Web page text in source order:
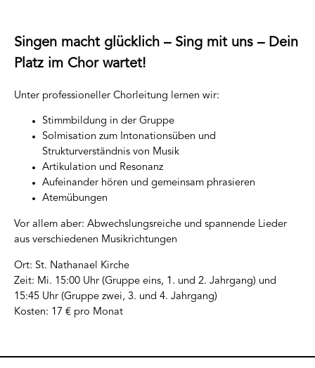
Singen macht glücklich – Sing mit uns – Dein
Platz im Chor wartet!
Unter professioneller Chorleitung lernen wir:
Stimmbildung in der Gruppe
Solmisation zum Intonationsüben und
Strukturverständnis von Musik
Artikulation und Resonanz
Aufeinander hören und gemeinsam phrasieren
Atemübungen
Vor allem aber: Abwechslungsreiche und spannende Lieder
aus verschiedenen Musikrichtungen
Ort: St. Nathanael Kirche
Zeit: Mi. 15:00 Uhr (Gruppe eins, 1. und 2. Jahrgang) und
15:45 Uhr (Gruppe zwei, 3. und 4. Jahrgang)
Kosten: 17 € pro Monat